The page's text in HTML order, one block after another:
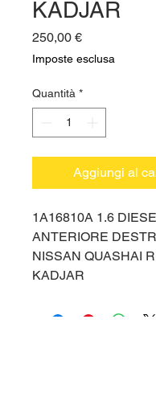
KADJAR
250,00 €Prezzo
Imposte esclusa
Quantità *
Aggiungi al
1A16810A 1.6
ANTERIORE
NISSAN QUASHAI
KADJAR